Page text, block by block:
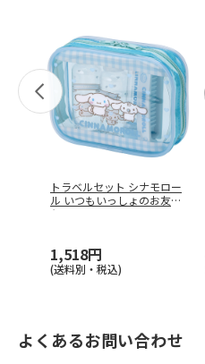
トラベルセット シナモロー
ル いつもいっしょのお友だ
ち T
1,518円
(送料別・税込)
よくあるお問い合わせ